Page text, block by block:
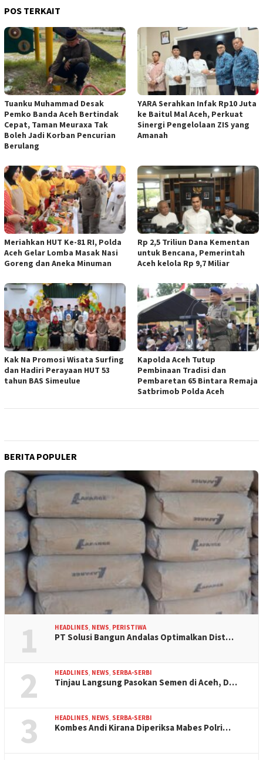
POS TERKAIT
Tuanku Muhammad Desak
Pemko Banda Aceh Bertindak
Cepat, Taman Meuraxa Tak
Boleh Jadi Korban Pencurian
Berulang
YARA Serahkan Infak Rp10 Juta
ke Baitul Mal Aceh, Perkuat
Sinergi Pengelolaan ZIS yang
Amanah
Meriahkan HUT Ke-81 RI, Polda
Aceh Gelar Lomba Masak Nasi
Goreng dan Aneka Minuman
Rp 2,5 Triliun Dana Kementan
untuk Bencana, Pemerintah
Aceh kelola Rp 9,7 Miliar
Kak Na Promosi Wisata Surfing
dan Hadiri Perayaan HUT 53
tahun BAS Simeulue
Kapolda Aceh Tutup
Pembinaan Tradisi dan
Pembaretan 65 Bintara Remaja
Satbrimob Polda Aceh
BERITA POPULER
1 HEADLINES, NEWS, PERISTIWA
PT Solusi Bangun Andalas Optimalkan Dist…
2 HEADLINES, NEWS, SERBA-SERBI
Tinjau Langsung Pasokan Semen di Aceh, D…
3 HEADLINES, NEWS, SERBA-SERBI
Kombes Andi Kirana Diperiksa Mabes Polri…